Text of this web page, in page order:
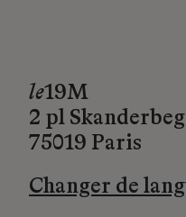
le19M
2 pl Skanderbeg
75019 Paris
Changer de